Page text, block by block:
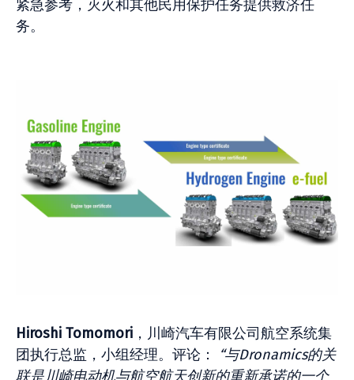
紧急参考，灭火和其他民用保护任务提供救济任
务。
Hiroshi Tomomori ，川崎汽车有限公司航空系统集
团执行总监，小组经理。评论：
“与Dronamics的关
联是川崎电动机与航空航天创新的重新承诺的一个